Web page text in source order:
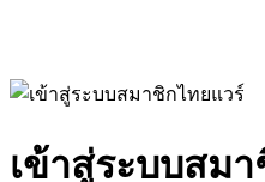
เข้าสู่ระบบสม